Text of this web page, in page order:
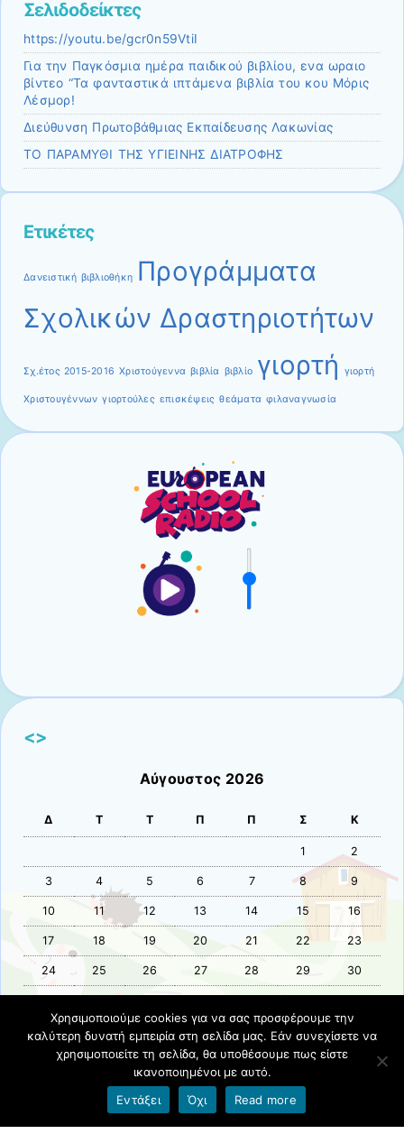
Σελιδοδείκτες
https://youtu.be/gcr0n59VtiI
Για την Παγκόσμια ημέρα παιδικού βιβλίου, ενα ωραιο
βίντεο “Τα φανταστικά ιπτάμενα βιβλία του κου Μόρις
Λέσμορ!
Διεύθυνση Πρωτοβάθμιας Εκπαίδευσης Λακωνίας
ΤΟ ΠΑΡΑΜΥΘΙ ΤΗΣ ΥΓΙΕΙΝΗΣ ΔΙΑΤΡΟΦΗΣ
Ετικέτες
Δανειστική βιβλιοθήκη Προγράμματα
Σχολικών Δραστηριοτήτων
Σχ.έτος 2015-2016 Χριστούγεννα βιβλία βιβλίο γιορτή γιορτή
Χριστουγέννων γιορτούλες επισκέψεις θεάματα φιλαναγνωσία
<>
Αύγουστος 2026
Δ Τ Τ Π Π Σ Κ
1 2
3 4 5 6 7 8 9
10 11 12 13 14 15 16
17 18 19 20 21 22 23
24 25 26 27 28 29 30
Όροι χρήσης blogs.sch.gr| Δήλωση προσβασιμότητας
Χρησιμοποιούμε cookies για να σας προσφέρουμε την
καλύτερη δυνατή εμπειρία στη σελίδα μας. Εάν συνεχίσετε να
χρησιμοποιείτε τη σελίδα, θα υποθέσουμε πως είστε
ικανοποιημένοι με αυτό.
Εντάξει
Όχι Read more